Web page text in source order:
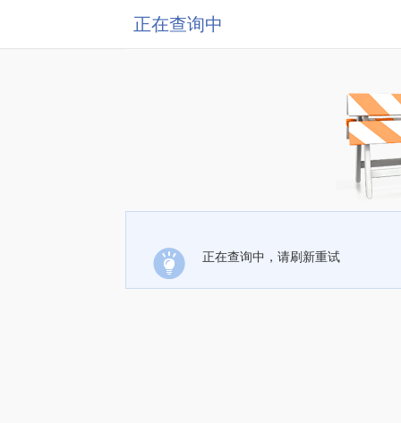
正在查询中
正在查询中，请刷新重试